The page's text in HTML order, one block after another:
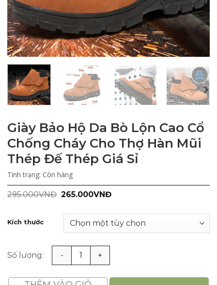
Giày Bảo Hộ Da Bò Lộn Cao Cổ
Chống Cháy Cho Thợ Hàn Mũi
Thép Đế Thép Giá Sỉ
Tình trạng: Còn hàng
295.000VNĐ Giá
295.000VNĐ.
265.000VNĐGiá
là:
265.000VNĐ.
Kích thước
Giày Bảo Hộ Da Bò Lộn Cao Cổ Chống Cháy Cho Thợ